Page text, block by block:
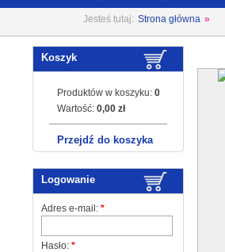
Jesteś tutaj: Strona główna »
Koszyk
Produktów w koszyku: 0
Wartość: 0,00 zł
Przejdź do koszyka
Logowanie
Adres e-mail: *
Hasło: *